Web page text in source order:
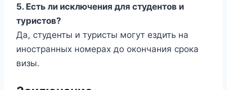
5. Есть ли исключения для студентов и
туристов?
Да, студенты и туристы могут ездить на
иностранных номерах до окончания срока
визы.